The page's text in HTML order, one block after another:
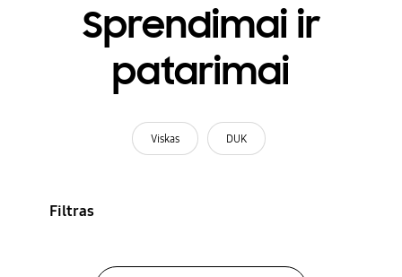
Sprendimai ir
patarimai
Viskas DUK
Filtras